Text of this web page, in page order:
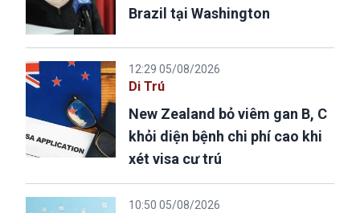
Brazil tại Washington
12:29 05/08/2026
Di Trú
New Zealand bỏ viêm gan B, C
khỏi diện bệnh chi phí cao khi
xét visa cư trú
10:50 05/08/2026